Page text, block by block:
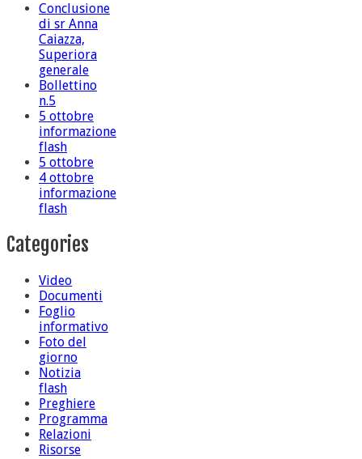
Conclusione
di sr Anna
Caiazza,
Superiora
generale
Bollettino
n.5
5 ottobre
informazione
flash
5 ottobre
4 ottobre
informazione
flash
Categories
Video
Documenti
Foglio
informativo
Foto del
giorno
Notizia
flash
Preghiere
Programma
Relazioni
Risorse